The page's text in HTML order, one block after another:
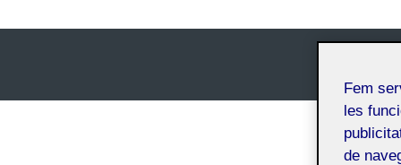
Fem
les
de